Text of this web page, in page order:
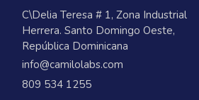
C\Delia Teresa # 1, Zona Industrial
Herrera. Santo Domingo Oeste,
República Dominicana
info@camilolabs.com
809 534 1255